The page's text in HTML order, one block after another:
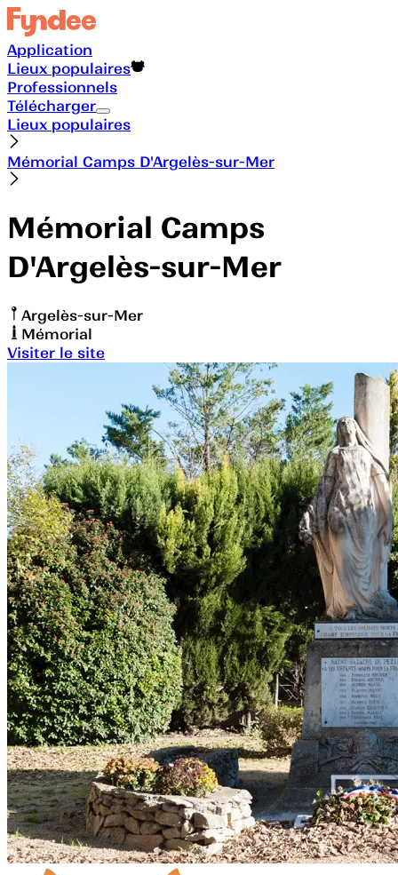
Application
Lieux populaires
Professionnels
Télécharger
Lieux populaires
Mémorial Camps D'Argelès-sur-Mer
Mémorial Camps
D'Argelès-sur-Mer
Argelès-sur-Mer
Mémorial
Visiter le site